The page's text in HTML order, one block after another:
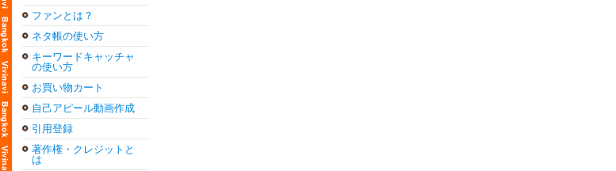
ファンとは？
ネタ帳の使い方
キーワードキャッチャ
の使い方
お買い物カート
自己アピール動画作成
引用登録
著作権・クレジットと
は